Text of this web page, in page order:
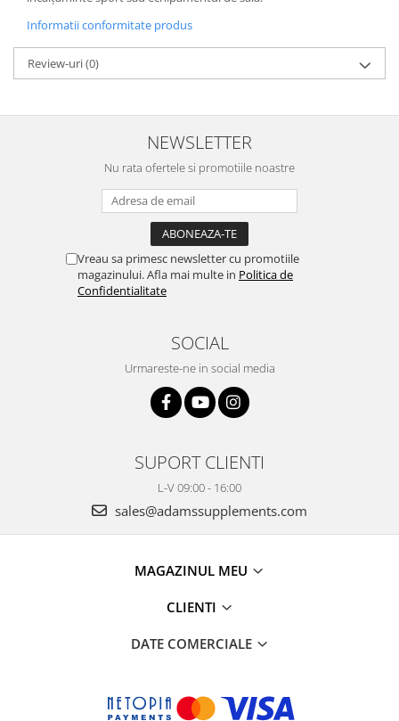
Informatii conformitate produs
Review-uri(0)
NEWSLETTER
Nu rata ofertele si promotiile noastre
Vreau sa primesc newsletter cu promotiile
magazinului. Afla mai multe in Politica de
Confidentialitate
SOCIAL
Urmareste-ne in social media
SUPORT CLIENTI
L-V 09:00 - 16:00
sales@adamssupplements.com
MAGAZINUL MEU
CLIENTI
DATE COMERCIALE